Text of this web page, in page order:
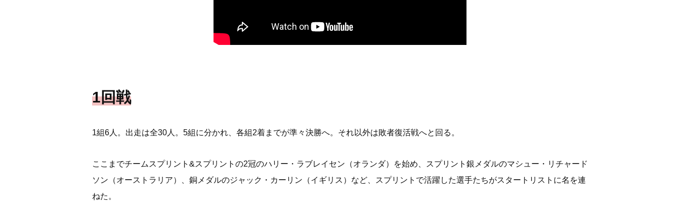
1回戦
1組6人。出走は全30人。5組に分かれ、各組2着までが準々決勝へ。それ以外は敗者復活戦へと回る。
ここまでチームスプリント&スプリントの2冠のハリー・ラブレイセン（オランダ）を始め、スプリント銀メダルのマシュー・リチャード
ソン（オーストラリア）、銅メダルのジャック・カーリン（イギリス）など、スプリントで活躍した選手たちがスタートリストに名を連
ねた。